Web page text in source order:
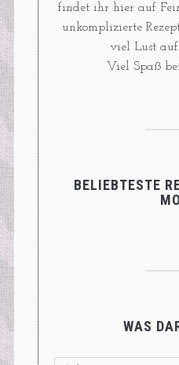
findet ihr hier auf
unkomplizierte
viel Lust auf
Viel Spaß
BELIEBTESTE
WAS